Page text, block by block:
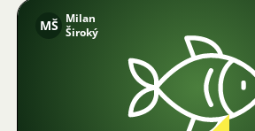
Obrázok
MŠ Milan
Široký